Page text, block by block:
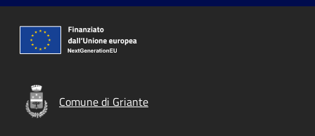
Comune di Griante